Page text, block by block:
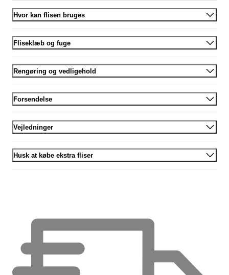
Hvor kan flisen bruges
Fliseklæb og fuge
Rengøring og vedligehold
Forsendelse
Vejledninger
Husk at købe ekstra fliser